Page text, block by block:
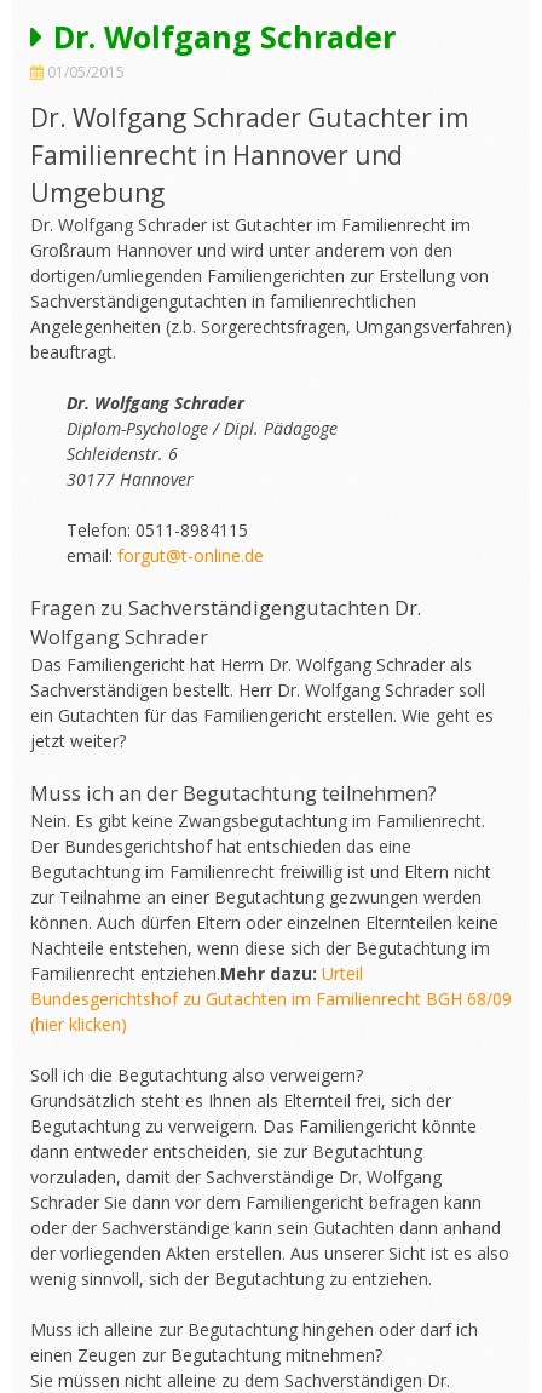
Dr. Wolfgang Schrader
01/05/2015
Dr. Wolfgang Schrader Gutachter im
Familienrecht in Hannover und
Umgebung
Dr. Wolfgang Schrader ist Gutachter im Familienrecht im
Großraum Hannover und wird unter anderem von den
dortigen/umliegenden Familiengerichten zur Erstellung von
Sachverständigengutachten in familienrechtlichen
Angelegenheiten (z.b. Sorgerechtsfragen, Umgangsverfahren)
beauftragt.
Dr. Wolfgang Schrader
Diplom-Psychologe / Dipl. Pädagoge
Schleidenstr. 6
30177 Hannover
Telefon: 0511-8984115
email: forgut@t-online.de
Fragen zu Sachverständigengutachten Dr.
Wolfgang Schrader
Das Familiengericht hat Herrn Dr. Wolfgang Schrader als
Sachverständigen bestellt. Herr Dr. Wolfgang Schrader soll
ein Gutachten für das Familiengericht erstellen. Wie geht es
jetzt weiter?
Muss ich an der Begutachtung teilnehmen?
Nein. Es gibt keine Zwangsbegutachtung im Familienrecht.
Der Bundesgerichtshof hat entschieden das eine
Begutachtung im Familienrecht freiwillig ist und Eltern nicht
zur Teilnahme an einer Begutachtung gezwungen werden
können. Auch dürfen Eltern oder einzelnen Elternteilen keine
Nachteile entstehen, wenn diese sich der Begutachtung im
Familienrecht entziehen.Mehr dazu: Urteil
Bundesgerichtshof zu Gutachten im Familienrecht BGH 68/09
(hier klicken)
Soll ich die Begutachtung also verweigern?
Grundsätzlich steht es Ihnen als Elternteil frei, sich der
Begutachtung zu verweigern. Das Familiengericht könnte
dann entweder entscheiden, sie zur Begutachtung
vorzuladen, damit der Sachverständige Dr. Wolfgang
Schrader Sie dann vor dem Familiengericht befragen kann
oder der Sachverständige kann sein Gutachten dann anhand
der vorliegenden Akten erstellen. Aus unserer Sicht ist es also
wenig sinnvoll, sich der Begutachtung zu entziehen.
Muss ich alleine zur Begutachtung hingehen oder darf ich
einen Zeugen zur Begutachtung mitnehmen?
Sie müssen nicht alleine zu dem Sachverständigen Dr.